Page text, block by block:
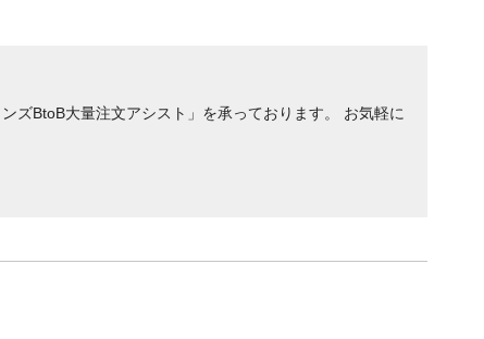
ズBtoB大量注文アシスト」を承っております。 お気軽に